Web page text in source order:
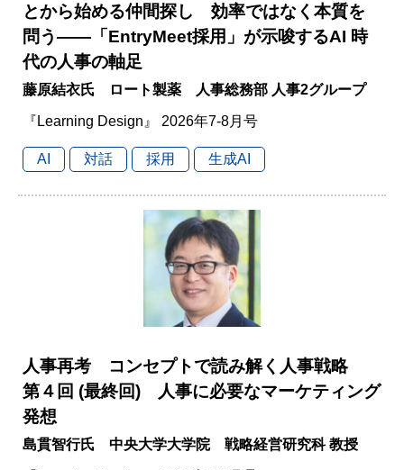
とから始める仲間探し 効率ではなく本質を
問う――「EntryMeet採用」が示唆するAI 時
代の人事の軸足
藤原結衣氏 ロート製薬 人事総務部 人事2グループ
『Learning Design』 2026年7-8月号
AI 対話 採用 生成AI
人事再考 コンセプトで読み解く人事戦略
第４回 (最終回) 人事に必要なマーケティング
発想
島貫智行氏 中央大学大学院 戦略経営研究科 教授